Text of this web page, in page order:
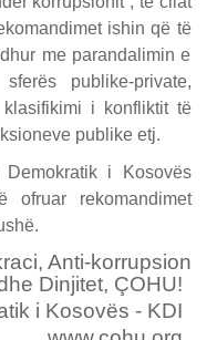
ishin që të
me parandalimin e
publike-private,
i konfliktit të
publike etj.
i Kosovës
rekomandimet
Anti-korrupsion
Dinjitet, ÇOHU!
i Kosovës - KDI